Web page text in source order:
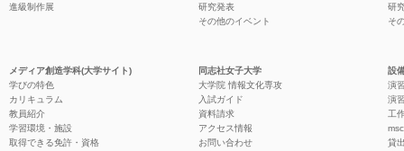
進級制作展
研究発表
その他のイベント
研
そ
メディア創造学科(大学サイト)
学びの特色
カリキュラム
教員紹介
学習環境・施設
取得できる免許・資格
同志社女子大学
大学院 情報文化専攻
入試ガイド
資料請求
アクセス情報
お問い合わせ
設
演
演
工
貸